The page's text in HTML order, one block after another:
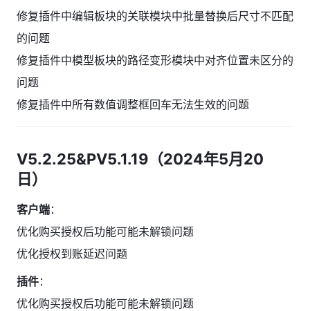
修复插件中编辑板块的关联模块中批量替换后尺寸不匹配
的问题
修复插件中模型板块的路径变形模块中对齐位置未区分的
问题
修复插件中所有数值调整框回车无法生效的问题
V5.2.25&PV5.1.19（2024年5月20
日）
客户端：
优化购买授权后功能可能未解锁问题
优化授权到账延迟问题
插件：
优化购买授权后功能可能未解锁问题